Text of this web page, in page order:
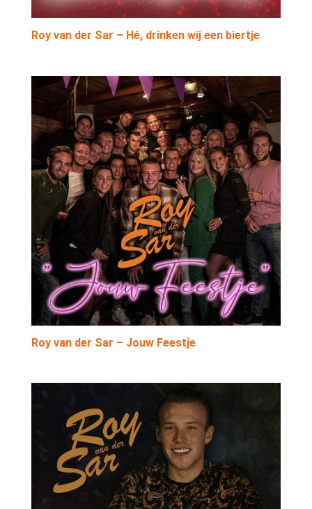
Roy van der Sar – Hé, drinken wij een biertje
Roy van der Sar – Jouw Feestje